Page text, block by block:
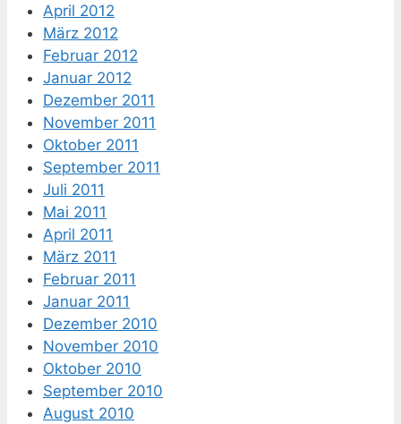
April 2012
März 2012
Februar 2012
Januar 2012
Dezember 2011
November 2011
Oktober 2011
September 2011
Juli 2011
Mai 2011
April 2011
März 2011
Februar 2011
Januar 2011
Dezember 2010
November 2010
Oktober 2010
September 2010
August 2010